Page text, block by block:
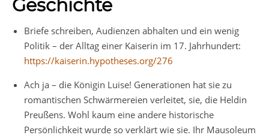
Geschichte
Briefe schreiben, Audienzen abhalten und ein wenig
Politik – der Alltag einer Kaiserin im 17. Jahrhundert:
https://kaiserin.hypotheses.org/276
Ach ja – die Königin Luise! Generationen hat sie zu
romantischen Schwärmereien verleitet, sie, die Heldin
Preußens. Wohl kaum eine andere historische
Persönlichkeit wurde so verklärt wie sie. Ihr Mausoleum